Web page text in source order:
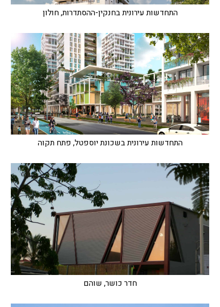
התחדשות עירונית בחנקין-ההסתדרות, חולון
התחדשות עירונית בשכונת יוספטל, פתח תקוה
חדר כושר, שוהם